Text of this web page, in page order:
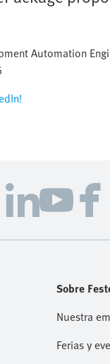
Automation
Sobre
Nuestra
Ferias y